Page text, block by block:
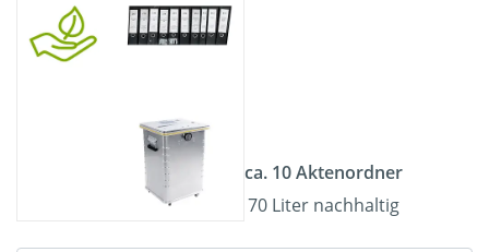
ca. 10 Aktenordner
70 Liter nachhaltig